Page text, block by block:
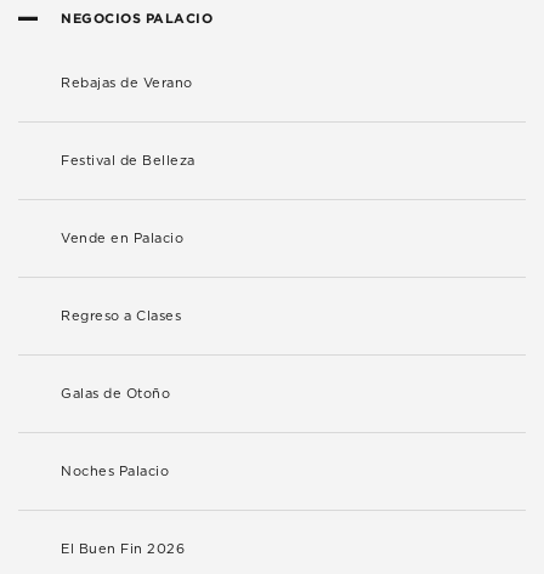
NEGOCIOS PALACIO
Rebajas de Verano
Festival de Belleza
Vende en Palacio
Regreso a Clases
Galas de Otoño
Noches Palacio
El Buen Fin 2026